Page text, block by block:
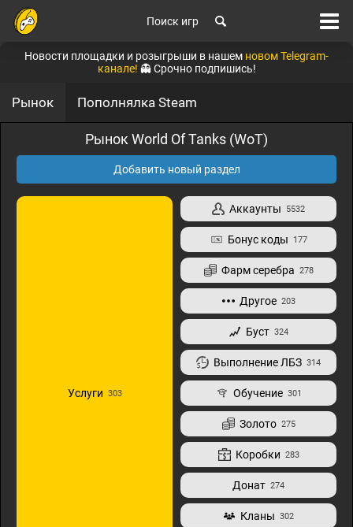
Поиск игр
Новости площадки и розыгрыши в нашем новом Telegram-
канале! 👻 Срочно подпишись!
Рынок Пополнялка Steam
Рынок World Of Tanks (WoT)
Добавить новый раздел
Услуги 303
Аккаунты 5532
Бонус коды 177
Фарм серебра 278
Другое 203
Буст 324
Выполнение ЛБЗ 314
Обучение 301
Золото 275
Коробки 283
Донат 274
Кланы 302